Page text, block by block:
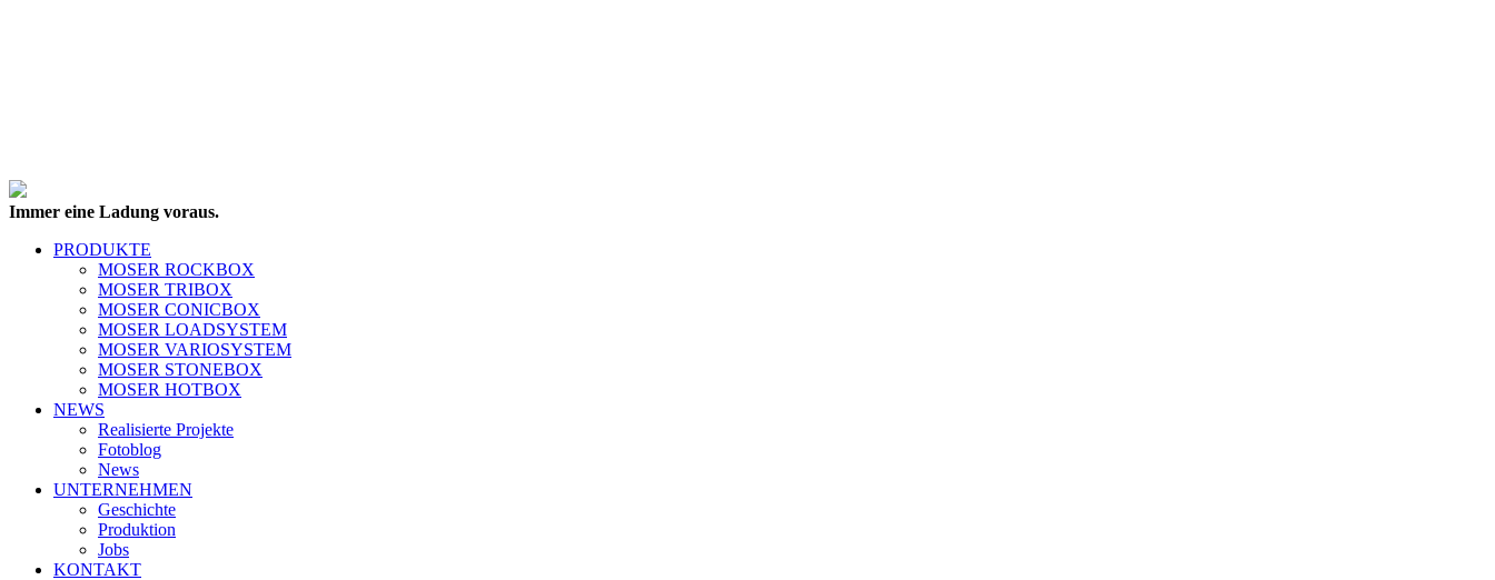
Immer eine Ladung voraus.
PRODUKTE
MOSER ROCKBOX
MOSER TRIBOX
MOSER CONICBOX
MOSER LOADSYSTEM
MOSER VARIOSYSTEM
MOSER STONEBOX
MOSER HOTBOX
NEWS
Realisierte Projekte
Fotoblog
News
UNTERNEHMEN
Geschichte
Produktion
Jobs
KONTAKT